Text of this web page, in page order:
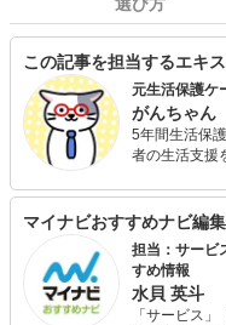
この記事を担当するエキ
元生活保護ケ
がんちゃん
5年間生活保
者の生活支援
わっている。
がんばってい
たいという思
ースワーカー
自身のリアル
ため記事を執
マイナビおすすめナビ編
担当：サービ
すめ情報
水貝 英斗
「サービス